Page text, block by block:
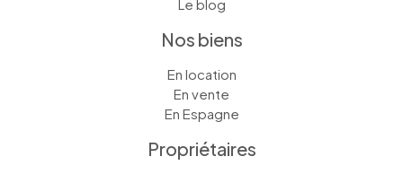
Le blog
Nos biens
En location
En vente
En Espagne
Propriétaires